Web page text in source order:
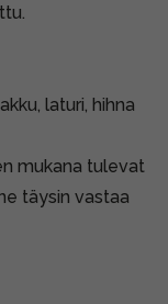
laturi, hihna
mukana tulevat
täysin vastaa